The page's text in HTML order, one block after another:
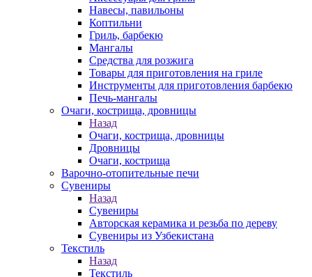
Навесы, павильоны
Коптильни
Гриль, барбекю
Мангалы
Средства для розжига
Товары для приготовления на гриле
Инструменты для приготовления барбекю
Печь-мангалы
Очаги, кострища, дровницы
Назад
Очаги, кострища, дровницы
Дровницы
Очаги, кострища
Варочно-отопительные печи
Сувениры
Назад
Сувениры
Авторская керамика и резьба по дереву
Сувениры из Узбекистана
Текстиль
Назад
Текстиль